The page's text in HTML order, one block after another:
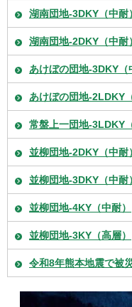
湖南団地-3DKY（中耐）
湖南団地-2DKY（中耐）
あけぼの団地-3DKY（
あけぼの団地-2LDKY
常盤上一団地-3LDKY
並柳団地-2DKY（中耐）
並柳団地-3DKY（中耐）
並柳団地-4KY（中耐）
並柳団地-3KY（高層）
令和8年熊本地震で被